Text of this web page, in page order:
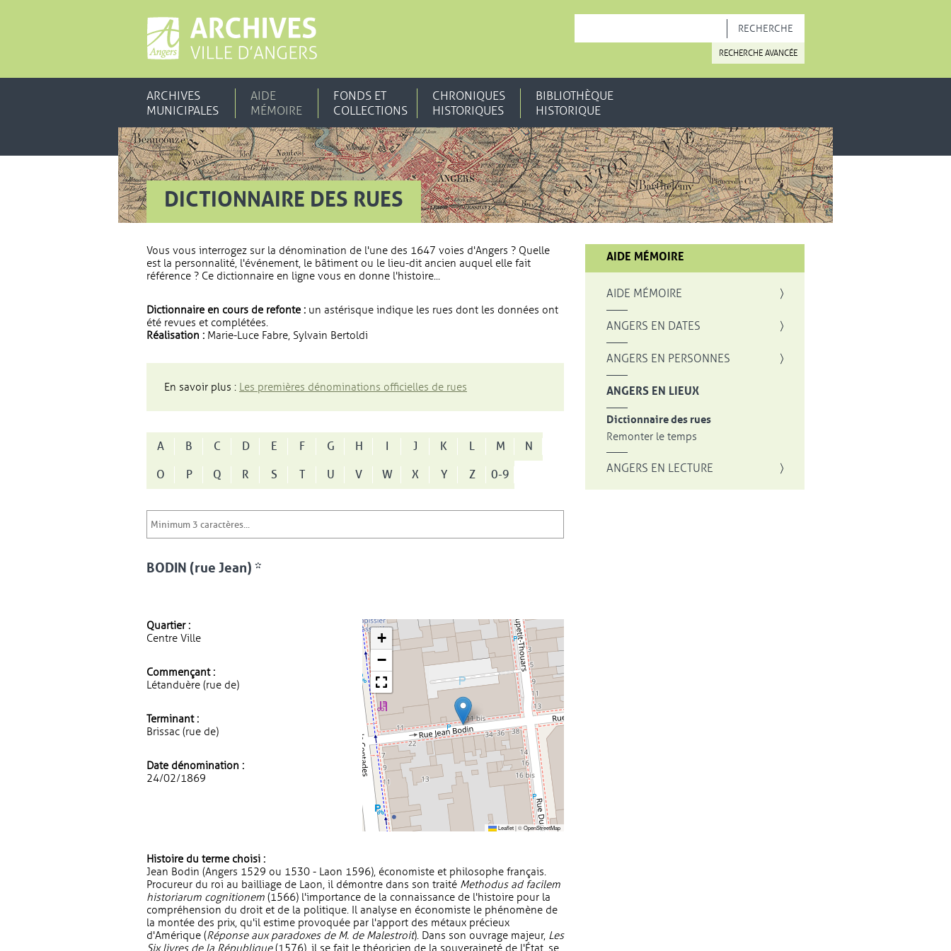
RECHERCHE AVANCÉE
ARCHIVES
MUNICIPALES
AIDE
MÉMOIRE
FONDS ET
COLLECTIONS
CHRONIQUES
HISTORIQUES
BIBLIOTHÈQUE
HISTORIQUE
DICTIONNAIRE DES RUES
Vous vous interrogez sur la dénomination de l'une des 1647 voies d'Angers ? Quelle
est la personnalité, l'événement, le bâtiment ou le lieu-dit ancien auquel elle fait
référence ? Ce dictionnaire en ligne vous en donne l'histoire...
Dictionnaire en cours de refonte : un astérisque indique les rues dont les données ont
été revues et complétées.
Réalisation : Marie-Luce Fabre, Sylvain Bertoldi
En savoir plus : Les premières dénominations officielles de rues
A B C D E F G H I J K L M
N
O
P Q R S T U V W X Y Z 0-9
BODIN (rue Jean) *
Quartier :
Centre Ville
Commençant :
Létanduère (rue de)
Terminant :
Brissac (rue de)
Date dénomination :
24/02/1869
+
−
Leaflet|©OpenStreetMap
Histoire du terme choisi :
Jean Bodin (Angers 1529 ou 1530 - Laon 1596), économiste et philosophe français.
Procureur du roi au bailliage de Laon, il démontre dans son traité Methodus ad facilem
historiarum cognitionem (1566) l'importance de la connaissance de l'histoire pour la
compréhension du droit et de la politique. Il analyse en économiste le phénomène de
la montée des prix, qu'il estime provoquée par l'apport des métaux précieux
d'Amérique (Réponse aux paradoxes de M. de Malestroit). Dans son ouvrage majeur, Les
Six livres de la République(1576), il se fait le théoricien de la souveraineté de l'État, se
AIDE MÉMOIRE
AIDE MÉMOIRE
ANGERS EN DATES
ANGERS EN PERSONNES
ANGERS EN LIEUX
Dictionnaire des rues
Remonter le temps
ANGERS EN LECTURE